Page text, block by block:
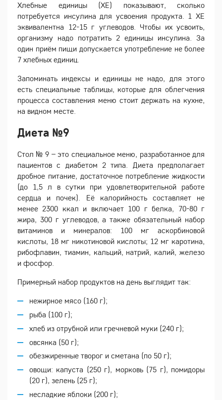
Хлебные единицы (ХЕ) показывают, сколько
потребуется инсулина для усвоения продукта. 1 ХЕ
эквивалентна 12-15 г углеводов. Чтобы их усвоить,
организму надо потратить 2 единицы инсулина. За
один приём пищи допускается употребление не более
7 хлебных единиц.
Запоминать индексы и единицы не надо, для этого
есть специальные таблицы, которые для облегчения
процесса составления меню стоит держать на кухне,
на видном месте.
Диета №9
Стол № 9 – это специальное меню, разработанное для
пациентов с диабетом 2 типа. Диета предполагает
дробное питание, достаточное потребление жидкости
(до 1,5 л в сутки при удовлетворительной работе
сердца и почек). Её калорийность составляет не
менее 2300 ккал и включает 100 г белка, 70-80 г
жира, 300 г углеводов, а также обязательный набор
витаминов и минералов: 100 мг аскорбиновой
кислоты, 18 мг никотиновой кислоты; 12 мг каротина,
рибофлавин, тиамин, кальций, натрий, калий, железо
и фосфор.
Примерный набор продуктов на день выглядит так:
нежирное мясо (160 г);
рыба (100 г);
хлеб из отрубной или гречневой муки (240 г);
овсянка (50 г);
обезжиренные творог и сметана (по 50 г);
овощи: капуста (250 г), морковь (75 г), помидоры
(20 г), зелень (25 г);
несладкие яблоки (200 г);